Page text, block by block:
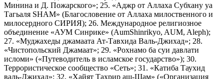
Минина и Д. Пожарского»; 25. «Аджр от Аллаха Субхану уа
Тагьаля SHAM» (Благословение от Аллаха милоственного и
милосердного СИРИЯ); 26. Международное религиозное
объединение «АУМ Синрике» (AumShinrikyo, AUM, Aleph);
27. «Муджахеды джамаата Ат-Тавхида Валь-Джихад»; 28.
«Чистопольский Джамаат»; 29. «Рохнамо ба суи давлати
исломи» («Путеводитель в исламское государство»); 30.
Террористическое сообщество «Сеть»; 31. «Катиба Таухид
валь-Джихад»; 32. «Хайят Тахрир аш-Шам» («Организация